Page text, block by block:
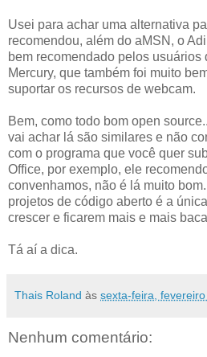
Usei para achar uma alternativa
recomendou, além do aMSN, o
bem recomendado pelos usuários
Mercury, que também foi muito
suportar os recursos de webcam.
Bem, como todo bom open
vai achar lá são similares e não
com o programa que você quer
Office, por exemplo, ele
convenhamos, não é lá muito
projetos de código aberto é a
crescer e ficarem mais e mais
Tá aí a dica.
Thais Roland às sexta-feira,
Nenhum comentário: